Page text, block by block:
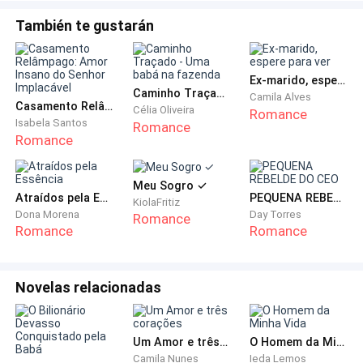
homem! Você quer me trocar pela minha irmã?
Troque, mas vai fazer isso olhando na minha cara! —
gritei em plenos pulmões, sob o olhar atônito do
segurança que ainda me impedia a entrada.
— Isabella, o que você pensa que está fazendo? Acha
que isso vai resolver alguma coisa? — Karen tinha me
seguido.
— Karen, não fala comigo ou eu quebro a sua cara! —
avancei para ela.
assustada, colocando a mão sobre a barriga ainda
lisa.
Encarei minha irmã em choque. Senti o mundo rodar.
También te gustarán
Casamento Relâmpago: Amor Insano do Senhor Implacável
Isabela Santos
Romance
Caminho Traçado - Uma babá na fazenda
Célia Oliveira
Romance
Ex-marido, espere para ver
Camila Alves
Romance
Atraídos pela Essência
Dona Morena
Romance
Meu Sogro ✓
KiolaFritiz
Romance
PEQUENA REBELDE DO CEO
Day Torres
Romance
Novelas relacionadas
Um Amor e três corações
Camila Nunes
O Homem da Minha Vida
Ieda Lemos